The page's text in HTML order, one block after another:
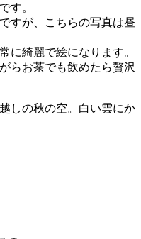
す。
すが、こちらの写真は昼
に綺麗で絵になります。
らお茶でも飲めたら贅沢
しの秋の空。白い雲にか